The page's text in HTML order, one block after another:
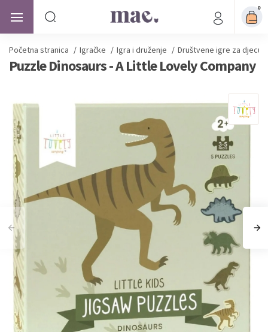
0
Početna stranica / Igračke / Igra i druženje / Društvene igre za djecu
Puzzle Dinosaurs - A Little Lovely Company